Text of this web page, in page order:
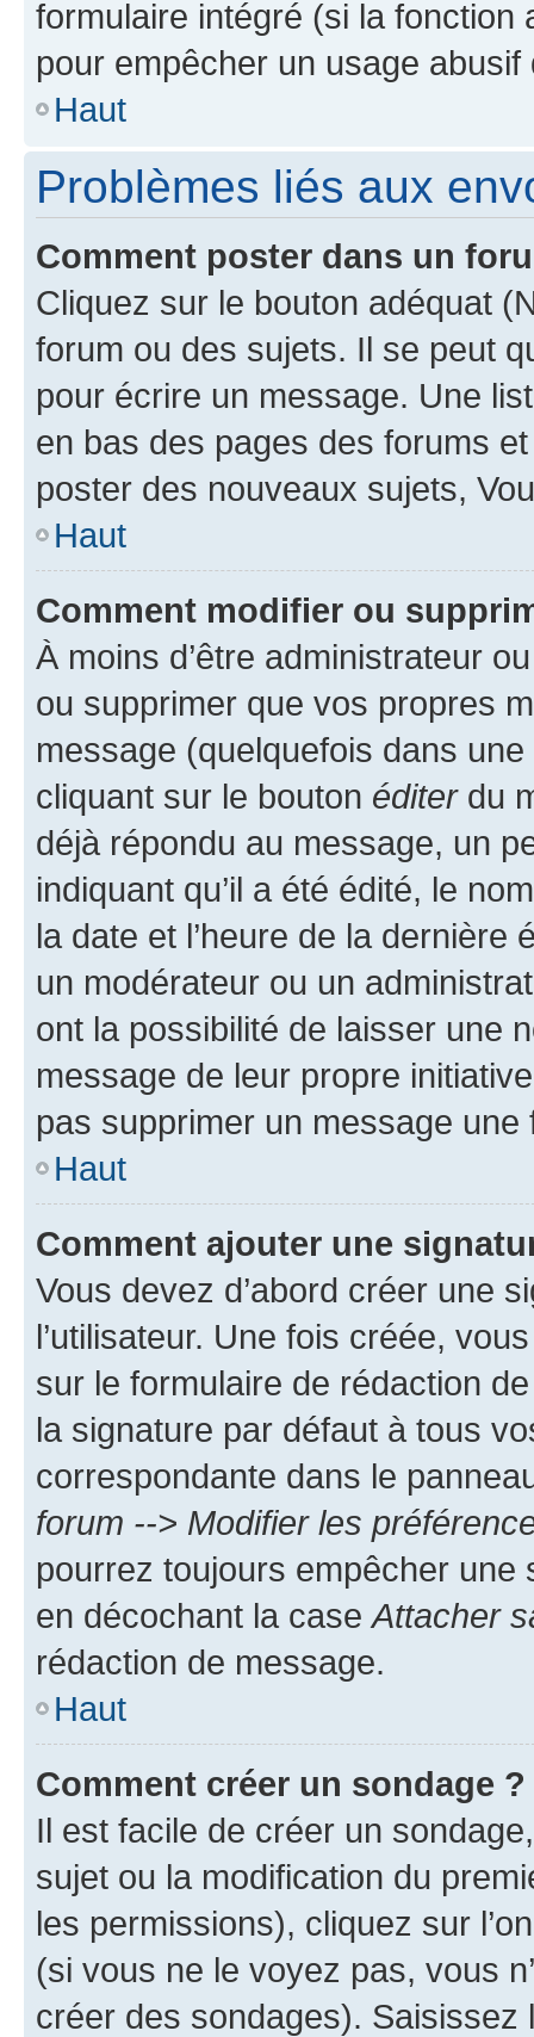
formulaire intégré (si la fonction
pour empêcher un usage
Haut
Problèmes liés aux
Comment poster dans un
Cliquez sur le bouton adéquat
forum ou des sujets. Il se peut
pour écrire un message. Une
en bas des pages des forums
poster des nouveaux sujets,
Haut
Comment modifier ou
À moins d’être administrateur
ou supprimer que vos propres
message (quelquefois dans
cliquant sur le bouton éditerdu
déjà répondu au message, un
indiquant qu’il a été édité, le
la date et l’heure de la dernière
un modérateur ou un
ont la possibilité de laisser une
message de leur propre
pas supprimer un message une
Haut
Comment ajouter une
Vous devez d’abord créer une
l’utilisateur. Une fois créée,
sur le formulaire de rédaction
la signature par défaut à tous
correspondante dans le
forum --> Modifier les
pourrez toujours empêcher une
en décochant la case Attacher
rédaction de message.
Haut
Comment créer un sondage ?
Il est facile de créer un
sujet ou la modification du
les permissions), cliquez sur
(si vous ne le voyez pas, vous
créer des sondages).